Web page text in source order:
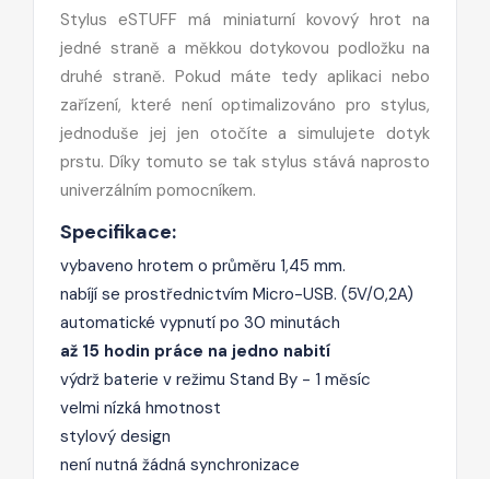
Stylus eSTUFF má miniaturní kovový hrot na
jedné straně a měkkou dotykovou podložku na
druhé straně. Pokud máte tedy aplikaci nebo
zařízení, které není optimalizováno pro stylus,
jednoduše jej jen otočíte a simulujete dotyk
prstu. Díky tomuto se tak stylus stává naprosto
univerzálním pomocníkem.
Specifikace:
vybaveno hrotem o průměru 1,45 mm.
nabíjí se prostřednictvím Micro-USB. (5V/0,2A)
automatické vypnutí po 30 minutách
až 15 hodin práce na jedno nabití
výdrž baterie v režimu Stand By - 1 měsíc
velmi nízká hmotnost
stylový design
není nutná žádná synchronizace